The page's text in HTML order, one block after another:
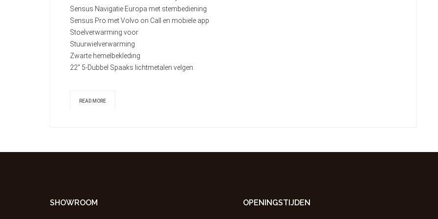
Sensus Navigatie Europa met stembediening
Sensus Pro met Volvo on Call en mobiele app
Stoelverwarming voor
Stuurwielverwarming
Zwarte hemelbekleding
22" 5-Dubbel Spaaks lichtmetalen velgen
READ MORE
SHOWROOM OPENINGSTIJDEN